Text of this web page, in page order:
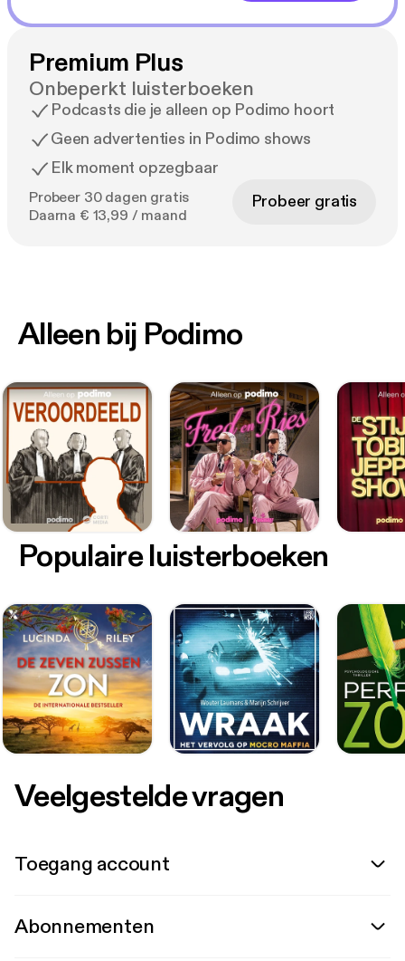
Premium Plus
Onbeperkt luisterboeken
Podcasts die je alleen op Podimo hoort
Geen advertenties in Podimo shows
Elk moment opzegbaar
Probeer 30 dagen gratis
Daarna € 13,99 / maand
Probeer gratis
Alleen bij Podimo
Populaire luisterboeken
Veelgestelde vragen
Toegang account
Abonnementen